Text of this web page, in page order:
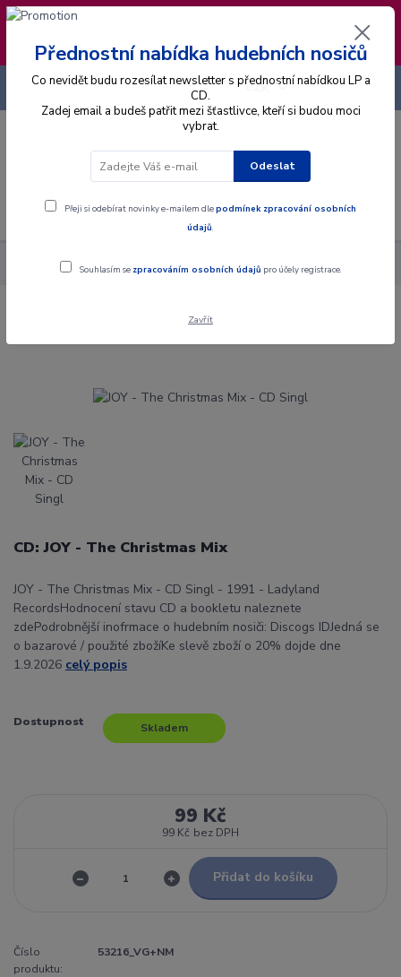
❣️ Od 4.8. do 13.8. čerpám dovolenou. Datum
expedice objednávek se posouvá na pátek
14.8.2026 🐋
Menu
CZK
+420 725 736 293
Alba CD JOY - The Christmas Mix - CD Singl
JOY - The Christmas Mix - CD Singl
CD: JOY - The Christmas Mix
JOY - The Christmas Mix - CD Singl - 1991 - Ladyland
RecordsHodnocení stavu CD a bookletu naleznete
zdePodrobnější inofrmace o hudebním nosiči: Discogs IDJedná se
o bazarové / použité zbožíKe slevě zboží o 20% dojde dne
1.9.2026 celý popis
Dostupnost Skladem
99 Kč
99 Kč bez DPH
Přidat do košíku
Číslo
produktu:
53216_VG+NM
Přednostní nabídka hudebních nosičů
Co nevidět budu rozesílat newsletter s přednostní nabídkou LP a
CD.
Zadej email a budeš patřit mezi šťastlivce, kteří si budou moci
vybrat.
Odeslat
Přeji si odebírat novinky e-mailem dlepodmínek zpracování osobních
údajů.
Souhlasím se zpracováním osobních údajů pro účely registrace.
Zavřít